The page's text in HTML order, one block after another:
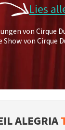
Lies
von Cirque
Show von Cirque
ALEGRIA